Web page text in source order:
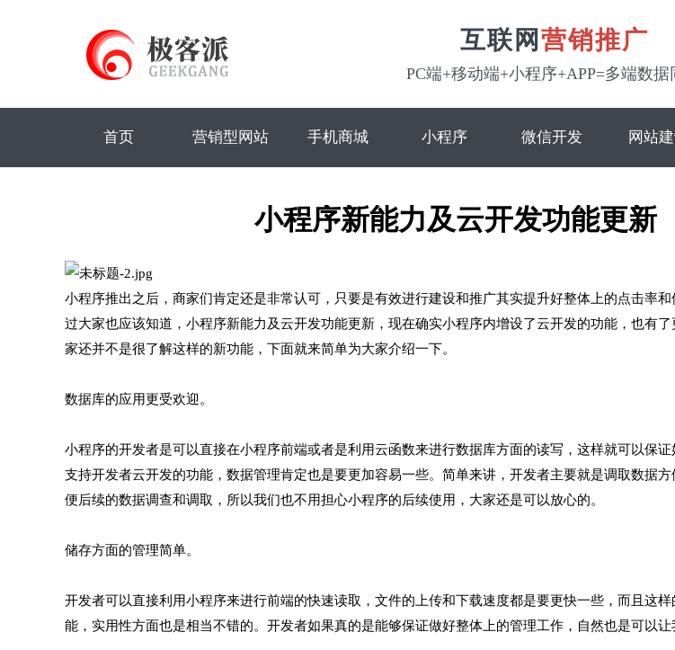
互联网 营销推广
PC端+移动端+小程序+APP=多端数据
首页 营销型网站 手机商城 小程序 微信开发 网站
小程序新能力及云开发功能更新
小程序推出之后，商家们肯定还是非常认可，只要是有效进行建设和推广其实提升好整体上的点击率
过大家也应该知道，小程序新能力及云开发功能更新，现在确实小程序内增设了云开发的功能，也有
家还并不是很了解这样的新功能，下面就来简单为大家介绍一下。
数据库的应用更受欢迎。
小程序的开发者是可以直接在小程序前端或者是利用云函数来进行数据库方面的读写，这样就可以保
支持开发者云开发的功能，数据管理肯定也是要更加容易一些。简单来讲，开发者主要就是调取数据
便后续的数据调查和调取，所以我们也不用担心小程序的后续使用，大家还是可以放心的。
储存方面的管理简单。
开发者可以直接利用小程序来进行前端的快速读取，文件的上传和下载速度都是要更快一些，而且这
能，实用性方面也是相当不错的。开发者如果真的是能够保证做好整体上的管理工作，自然也是可以让